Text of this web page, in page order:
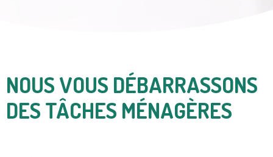
NOUS VOUS DÉBARRASSONS
DES TÂCHES MÉNAGÈRES